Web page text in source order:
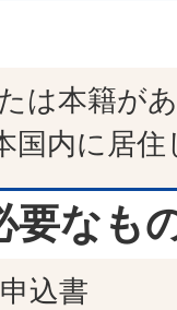
は本籍が
国内に居
要なも
込書